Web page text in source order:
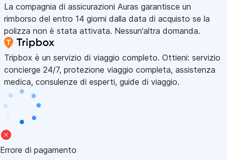
La compagnia di assicurazioni Auras garantisce un
rimborso del entro 14 giorni dalla data di acquisto se la
polizza non è stata attivata. Nessun'altra domanda.
Tripbox è un servizio di viaggio completo. Ottieni: servizio
concierge 24/7, protezione viaggio completa, assistenza
medica, consulenze di esperti, guide di viaggio.
Errore di pagamento